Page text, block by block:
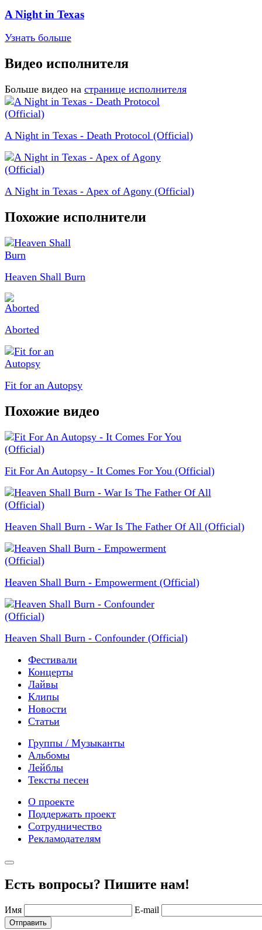
A Night in Texas
Узнать больше
Видео исполнителя
Больше видео на странице исполнителя
A Night in Texas - Death Protocol (Official)
A Night in Texas - Apex of Agony (Official)
Похожие исполнители
Heaven Shall Burn
Aborted
Fit for an Autopsy
Похожие видео
Fit For An Autopsy - It Comes For You (Official)
Heaven Shall Burn - War Is The Father Of All (Official)
Heaven Shall Burn - Empowerment (Official)
Heaven Shall Burn - Confounder (Official)
Фестивали
Концерты
Лайвы
Клипы
Новости
Статьи
Группы / Музыканты
Альбомы
Лейблы
Тексты песен
О проекте
Поддержать проект
Сотрудничество
Рекламодателям
Есть вопросы? Пишите нам!
Имя E-mail